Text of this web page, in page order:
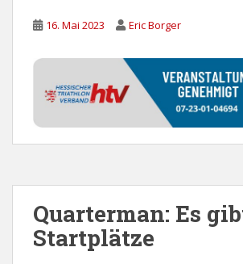
16. Mai 2023 Eric Borger
Quarterman: Es
Startplätze